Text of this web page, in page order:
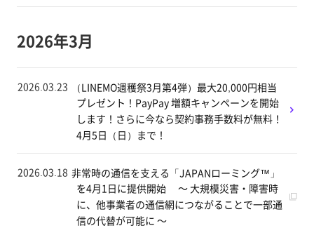
2026年3月
2026.03.23
（LINEMO週穫祭3月第4弾）最大20,000円相当
プレゼント！PayPay 増額キャンペーンを開始
します！さらに今なら契約事務手数料が無料！
4月5日（日）まで！
2026.03.18 非常時の通信を支える「JAPANローミング™」
を4月1日に提供開始 ～ 大規模災害・障害時
に、他事業者の通信網につながることで一部通
信の代替が可能に ～